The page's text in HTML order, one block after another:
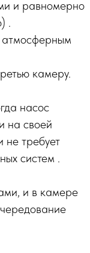
и равномерно
.
атмосферным
камеру.
насос
на своей
не требует
систем .
и в камере